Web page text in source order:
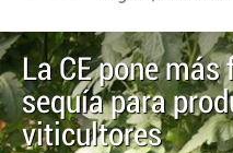
La CE pone
sequía para
viticultores